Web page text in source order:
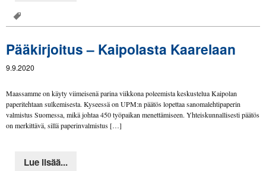
Pääkirjoitus – Kaipolasta Kaarelaan
9.9.2020
Maassamme on käyty viimeisenä parina viikkona poleemista keskustelua Kaipolan
paperitehtaan sulkemisesta. Kyseessä on UPM:n päätös lopettaa sanomalehtipaperin
valmistus Suomessa, mikä johtaa 450 työpaikan menettämiseen. Yhteiskunnallisesti päätös
on merkittävä, sillä paperinvalmistus […]
Lue lisää...